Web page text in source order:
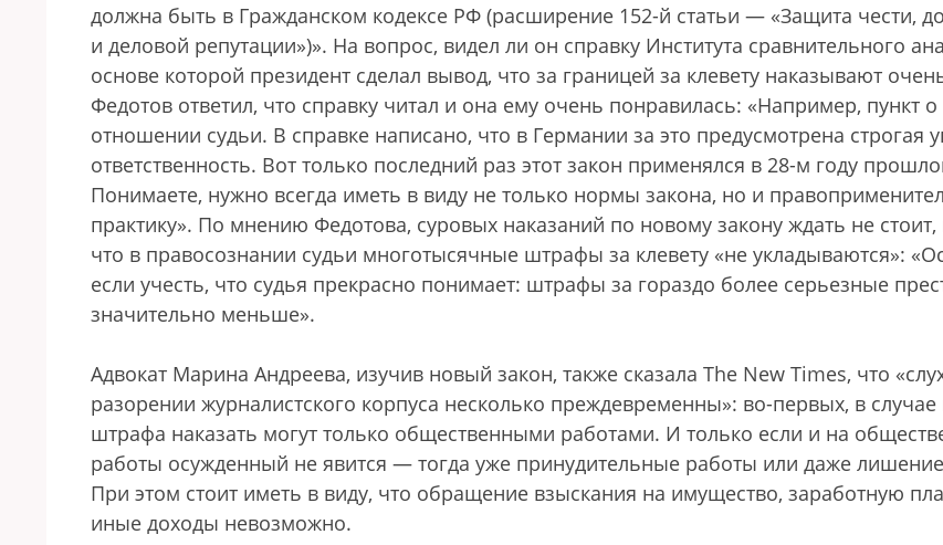
должна быть в Гражданском кодексе РФ (расширение 152-й статьи — «Защита чести,
и деловой репутации»)». На вопрос, видел ли он справку Института сравнительного
основе которой президент сделал вывод, что за границей за клевету наказывают
Федотов ответил, что справку читал и она ему очень понравилась: «Например, пункт о
отношении судьи. В справке написано, что в Германии за это предусмотрена строгая
ответственность. Вот только последний раз этот закон применялся в 28-м году
Понимаете, нужно всегда иметь в виду не только нормы закона, но и
практику». По мнению Федотова, суровых наказаний по новому закону ждать не
что в правосознании судьи многотысячные штрафы за клевету «не укладываются»:
если учесть, что судья прекрасно понимает: штрафы за гораздо более серьезные
значительно меньше».
Адвокат Марина Андреева, изучив новый закон, также сказала The New Times, что
разорении журналистского корпуса несколько преждевременны»: во-первых, в случае
штрафа наказать могут только общественными работами. И только если и на
работы осужденный не явится — тогда уже принудительные работы или даже
При этом стоит иметь в виду, что обращение взыскания на имущество, заработную
иные доходы невозможно.